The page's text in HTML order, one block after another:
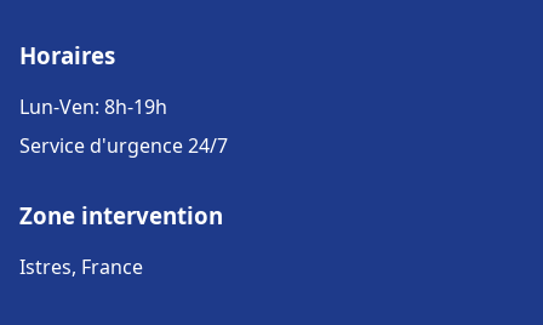
Horaires
Lun-Ven: 8h-19h
Service d'urgence 24/7
Zone intervention
Istres, France